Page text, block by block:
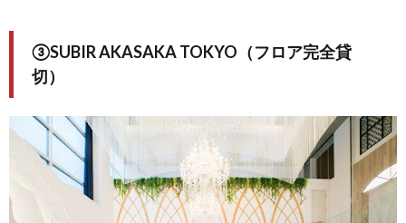
③SUBIR AKASAKA TOKYO（フロア完全貸
切）